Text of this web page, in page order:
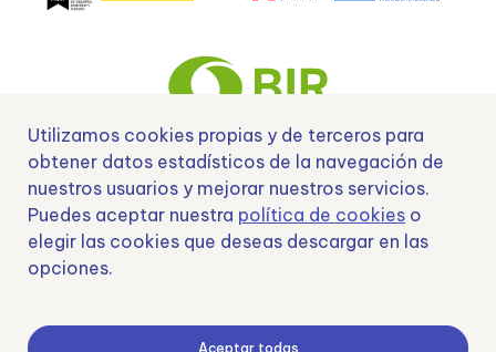
Nº EXP 00152378 / SNEO-20222129 Financiado por la Unión Europea –
NextGenerationEU y apoyado por el CDTI.
Samoving, S.L. En el marco del Programa ICEX Next, ha contado con el apoyo
de ICEX y con la cofinanciación del fondo europeo FEDER. LA finalidad de este
Utilizamos cookies propias y de terceros para
obtener datos estadísticos de la navegación de
nuestros usuarios y mejorar nuestros servicios.
Puedes aceptar nuestra política de cookies o
elegir las cookies que deseas descargar en las
opciones.
Aceptar todas